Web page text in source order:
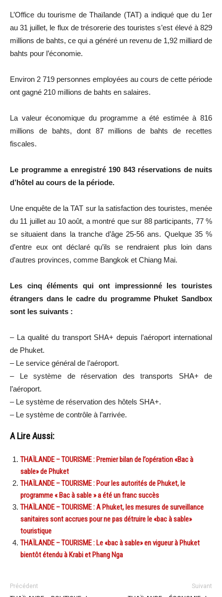
L’Office du tourisme de Thaïlande (TAT) a indiqué que du 1er
au 31 juillet, le flux de trésorerie des touristes s’est élevé à 829
millions de bahts, ce qui a généré un revenu de 1,92 milliard de
bahts pour l’économie.
Environ 2 719 personnes employées au cours de cette période
ont gagné 210 millions de bahts en salaires.
La valeur économique du programme a été estimée à 816
millions de bahts, dont 87 millions de bahts de recettes
fiscales.
Le programme a enregistré 190 843 réservations de nuits
d’hôtel au cours de la période.
Une enquête de la TAT sur la satisfaction des touristes, menée
du 11 juillet au 10 août, a montré que sur 88 participants, 77 %
se situaient dans la tranche d’âge 25-56 ans. Quelque 35 %
d’entre eux ont déclaré qu’ils se rendraient plus loin dans
d’autres provinces, comme Bangkok et Chiang Mai.
Les cinq éléments qui ont impressionné les touristes
étrangers dans le cadre du programme Phuket Sandbox
sont les suivants :
– La qualité du transport SHA+ depuis l’aéroport international
de Phuket.
– Le service général de l’aéroport.
– Le système de réservation des transports SHA+ de
l’aéroport.
– Le système de réservation des hôtels SHA+.
– Le système de contrôle à l’arrivée.
A Lire Aussi:
THAÏLANDE – TOURISME : Premier bilan de l’opération «Bac à
sable» de Phuket
THAÏLANDE – TOURISME : Pour les autorités de Phuket, le
programme « Bac à sable » a été un franc succès
THAÏLANDE – TOURISME : A Phuket, les mesures de surveillance
sanitaires sont accrues pour ne pas détruire le «bac à sable»
touristique
THAÏLANDE – TOURISME : Le «bac à sable» en vigueur à Phuket
bientôt étendu à Krabi et Phang Nga
Précédent Suivant